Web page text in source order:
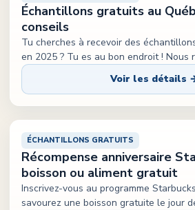
Échantillons gratuits au
conseils
Tu cherches à recevoir des
en 2025 ? Tu es au bon endroit ! Nous
Voir les détails
ÉCHANTILLONS GRATUITS
Récompense anniversaire
boisson ou aliment gratuit
Inscrivez-vous au programme
savourez une boisson gratuite le jour